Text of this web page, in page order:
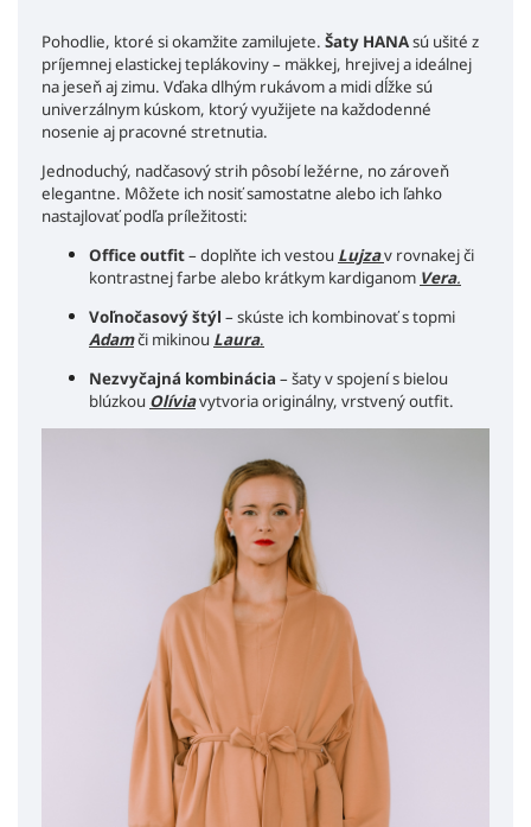
Pohodlie, ktoré si okamžite zamilujete. Šaty HANAsú ušité z
príjemnej elastickej teplákoviny – mäkkej, hrejivej a ideálnej
na jeseň aj zimu. Vďaka dlhým rukávom a midi dĺžke sú
univerzálnym kúskom, ktorý využijete na každodenné
nosenie aj pracovné stretnutia.
Jednoduchý, nadčasový strih pôsobí ležérne, no zároveň
elegantne. Môžete ich nosiť samostatne alebo ich ľahko
nastajlovať podľa príležitosti:
Office outfit– doplňte ich vestou Lujzav rovnakej či
kontrastnej farbe alebo krátkym kardiganom Vera.
Voľnočasový štýl – skúste ich kombinovať s topmi
Adamči mikinou Laura.
Nezvyčajná kombinácia – šaty v spojení s bielou
blúzkou Olíviavytvoria originálny, vrstvený outfit.